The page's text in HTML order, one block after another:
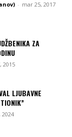
- mar 25, 2017
ZA
2015
LJUBAVNE
2024